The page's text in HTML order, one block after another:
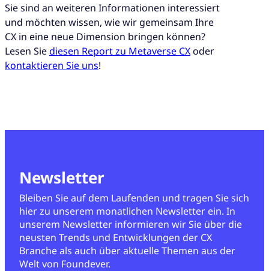
Sie sind an weiteren Informationen interessiert
und möchten wissen, wie wir gemeinsam Ihre
CX in eine neue Dimension bringen können?
Lesen Siediesen Report zu Metaverse CXoder
kontaktieren Sie uns!
Newsletter
Bleiben Sie auf dem Laufenden und tragen Sie sich
hier zu unserem monatlichen Newsletter ein. In
unserem Newsletter informieren wir Sie über die
neusten Trends und Entwicklungen der CX
Branche als auch über aktuelle Themen aus der
Welt von Foundever.